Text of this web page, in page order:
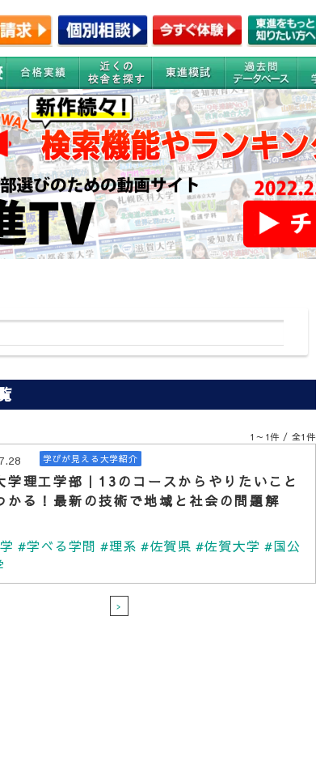
1～1件 / 全1件
学びが見える大学紹介
学理工学部｜13のコースからやりたいこと
かる！最新の技術で地域と社会の問題解
#学べる学問 #理系 #佐賀県 #佐賀大学 #国公
>